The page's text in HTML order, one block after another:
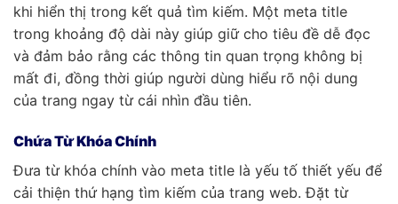
khi hiển thị trong kết quả tìm kiếm. Một meta title
trong khoảng độ dài này giúp giữ cho tiêu đề dễ đọc
và đảm bảo rằng các thông tin quan trọng không bị
mất đi, đồng thời giúp người dùng hiểu rõ nội dung
của trang ngay từ cái nhìn đầu tiên.
Chứa Từ Khóa Chính
Đưa từ khóa chính vào meta title là yếu tố thiết yếu để
cải thiện thứ hạng tìm kiếm của trang web. Đặt từ